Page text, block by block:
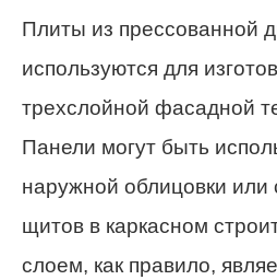
Плиты из прессованной
используются для
трехслойной фасадной
Панели могут быть
наружной облицовки или
щитов в каркасном
слоем, как правило,